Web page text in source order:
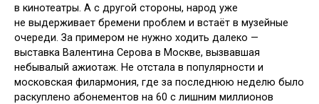
в кинотеатры. А с другой стороны, народ уже
не выдерживает бремени проблем и встаёт в музейные
очереди. За примером не нужно ходить далеко —
выставка Валентина Серова в Москве, вызвавшая
небывалый ажиотаж. Не отстала в популярности и
московская филармония, где за последнюю неделю было
раскуплено абонементов на 60 с лишним миллионов